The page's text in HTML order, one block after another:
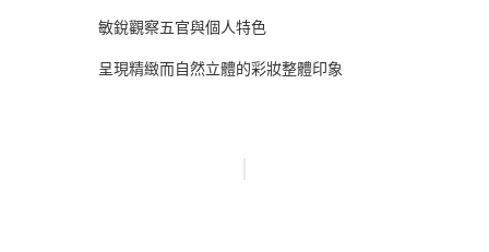
敏銳觀察五官與個人特色
呈現精緻而自然立體的彩妝整體印象